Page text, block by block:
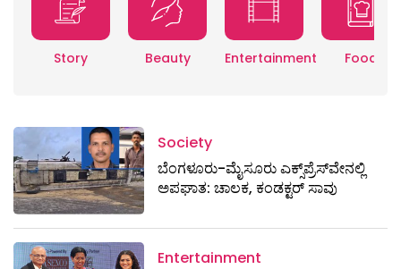
Story Beauty Entertainment Food
Society
ಬೆಂಗಳೂರು-ಮೈಸೂರು ಎಕ್ಸ್​ಪ್ರೆಸ್‌ವೇನಲ್ಲಿ
ಅಪಘಾತ: ಚಾಲಕ, ಕಂಡಕ್ಟರ್ ಸಾವು
Entertainment